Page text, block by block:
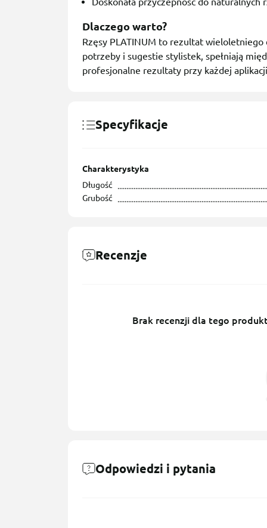
Dlaczego warto?
Rzęsy PLATINUM to rezultat wieloletniego
potrzeby i sugestie stylistek, spełniają
profesjonalne rezultaty przy każdej
Specyfikacje
Charakterystyka
Długość
Grubość
Recenzje
Brak recenzji dla tego
Odpowiedzi i pytania